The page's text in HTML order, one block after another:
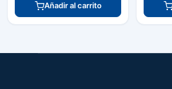
Añadir al carrito